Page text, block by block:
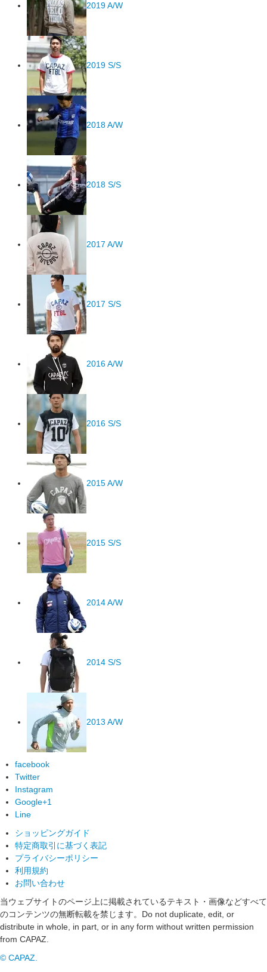
2019 A/W
2019 S/S
2018 A/W
2018 S/S
2017 A/W
2017 S/S
2016 A/W
2016 S/S
2015 A/W
2015 S/S
2014 A/W
2014 S/S
2013 A/W
facebook
Twitter
Instagram
Google+1
Line
ショッピングガイド
特定商取引に基づく表記
プライバシーポリシー
利用規約
お問い合わせ
当ウェブサイトのページ上に掲載されているテキスト・画像などすべて
のコンテンツの無断転載を禁じます。 Do not duplicate, edit, or
distribute in whole, in part, or in any form without written permission
from CAPAZ.
© CAPAZ.